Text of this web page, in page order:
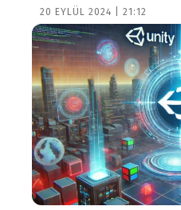
20 EYLÜL 2024 | 21:12